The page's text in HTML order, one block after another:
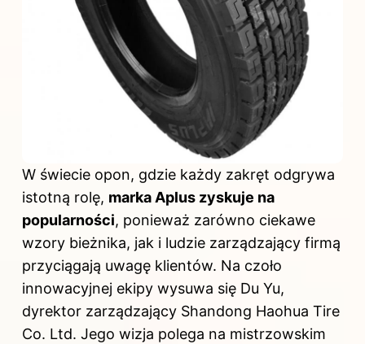
W świecie opon, gdzie każdy zakręt odgrywa
istotną rolę, marka Aplus zyskuje na
popularności, ponieważ zarówno ciekawe
wzory bieżnika, jak i ludzie zarządzający firmą
przyciągają uwagę klientów. Na czoło
innowacyjnej ekipy wysuwa się Du Yu,
dyrektor zarządzający Shandong Haohua Tire
Co. Ltd. Jego wizja polega na mistrzowskim